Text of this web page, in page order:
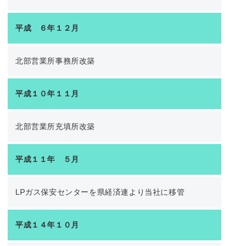
平成 ６年１２月
北部営業所事務所改築
平成１０年１１月
北部営業所充填所改築
平成１１年 ５月
LPガス保安センターを県経済連より当社に移管
平成１４年１０月